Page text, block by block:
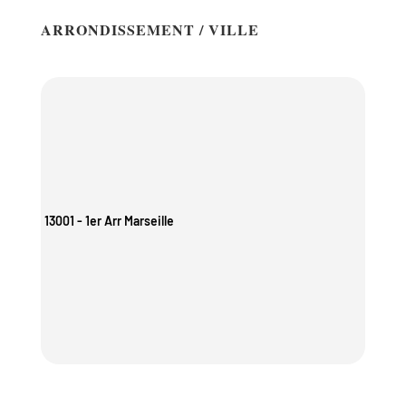
ARRONDISSEMENT / VILLE
13001 - 1er Arr Marseille